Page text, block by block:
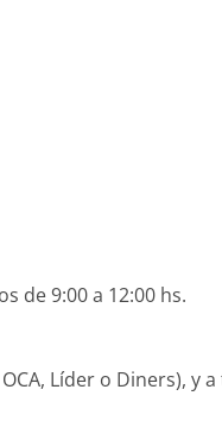
de 9:00 a 12:00 hs.
Líder o Diners), y a